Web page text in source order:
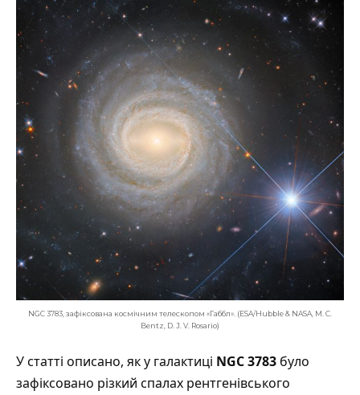
NGC 3783, зафіксована космічним телескопом «Габбл». (ESA/Hubble & NASA, M. C.
Bentz, D. J. V. Rosario)
У статті описано, як у галактиці NGC 3783 було
зафіксовано різкий спалах рентгенівського